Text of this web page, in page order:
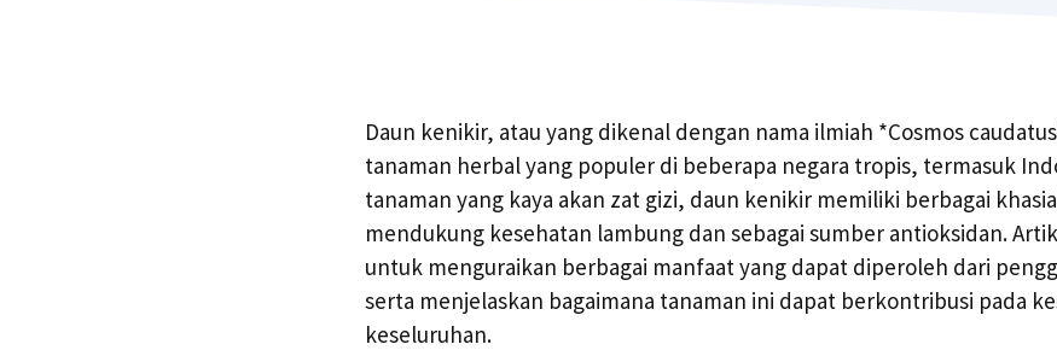
Daun kenikir, atau yang dikenal dengan nama ilmiah *Cosmos
tanaman herbal yang populer di beberapa negara tropis, termasuk
tanaman yang kaya akan zat gizi, daun kenikir memiliki berbagai
mendukung kesehatan lambung dan sebagai sumber antioksidan.
untuk menguraikan berbagai manfaat yang dapat diperoleh dari
serta menjelaskan bagaimana tanaman ini dapat berkontribusi pada
keseluruhan.